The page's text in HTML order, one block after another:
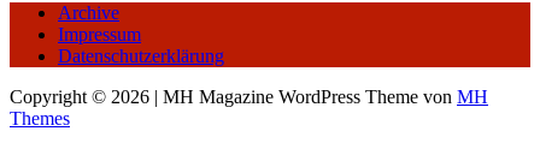
Archive
Impressum
Datenschutzerklärung
Copyright © 2026 | MH Magazine WordPress Theme von MH
Themes